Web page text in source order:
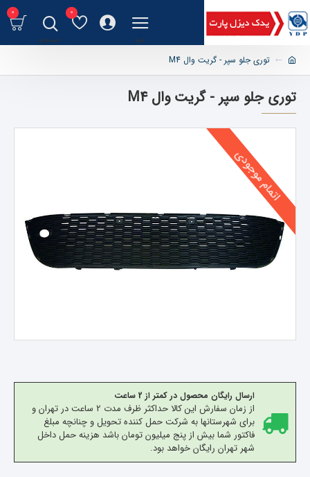
0
0
توری جلو سپر - گریت وال M4
توری جلو سپر - گریت وال M4
اتمام موجودی
ارسال رایگان محصول در کمتر از 2 ساعت
از زمان سفارش این کالا حداکثر ظرف مدت 2 ساعت در تهران و
برای شهرستانها به شرکت حمل کننده تحویل و چنانچه مبلغ
فاکتور شما بیش از پنج میلیون تومان باشد هزینه حمل داخل
شهر تهران رایگان خواهد بود.